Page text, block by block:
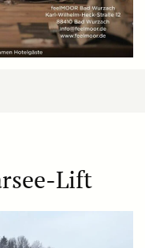
Lift